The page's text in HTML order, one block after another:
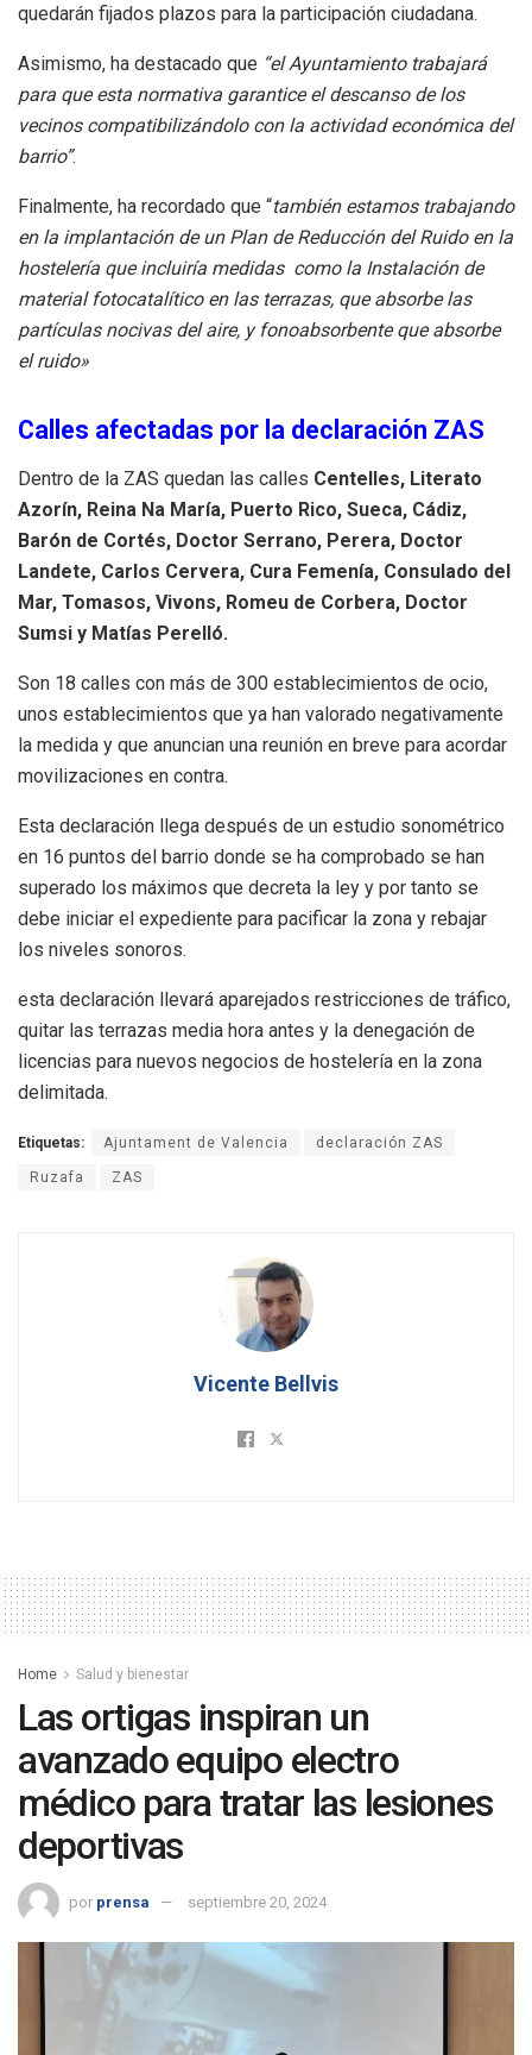
quedarán fijados plazos para la participación ciudadana.
Asimismo, ha destacado que “el Ayuntamiento trabajará
para que esta normativa garantice el descanso de los
vecinos compatibilizándolo con la actividad económica del
barrio”.
Finalmente, ha recordado que “también estamos trabajando
en la implantación de un Plan de Reducción del Ruido en la
hostelería que incluiría medidas como la Instalación de
material fotocatalítico en las terrazas, que absorbe las
partículas nocivas del aire, y fonoabsorbente que absorbe
el ruido»
Calles afectadas por la declaración ZAS
Dentro de la ZAS quedan las calles Centelles, Literato
Azorín, Reina Na María, Puerto Rico, Sueca, Cádiz,
Barón de Cortés, Doctor Serrano, Perera, Doctor
Landete, Carlos Cervera, Cura Femenía, Consulado del
Mar, Tomasos, Vivons, Romeu de Corbera, Doctor
Sumsi y Matías Perelló.
Son 18 calles con más de 300 establecimientos de ocio,
unos establecimientos que ya han valorado negativamente
la medida y que anuncian una reunión en breve para acordar
movilizaciones en contra.
Esta declaración llega después de un estudio sonométrico
en 16 puntos del barrio donde se ha comprobado se han
superado los máximos que decreta la ley y por tanto se
debe iniciar el expediente para pacificar la zona y rebajar
los niveles sonoros.
esta declaración llevará aparejados restricciones de tráfico,
quitar las terrazas media hora antes y la denegación de
licencias para nuevos negocios de hostelería en la zona
delimitada.
Etiquetas: Ajuntament de Valencia declaración ZAS
Ruzafa ZAS
Vicente Bellvis
Home Salud y bienestar
Las ortigas inspiran un
avanzado equipo electro
médico para tratar las lesiones
deportivas
por prensa septiembre 20, 2024